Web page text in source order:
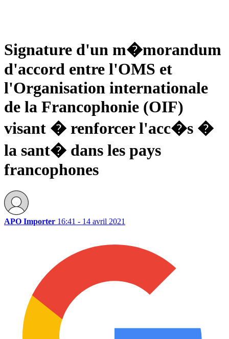
Signature d'un m�morandum
d'accord entre l'OMS et
l'Organisation internationale
de la Francophonie (OIF)
visant � renforcer l'acc�s �
la sant� dans les pays
francophones
APO Importer 16:41 - 14 avril 2021